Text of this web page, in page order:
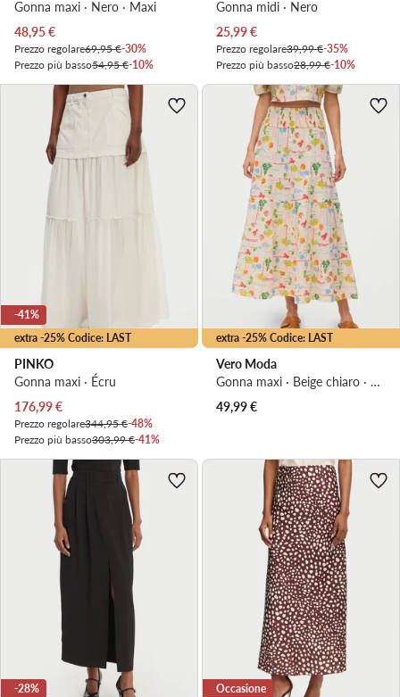
Gonna maxi · Nero · Maxi
Prezzo attuale
48,95€
Prezzo regolare69,95 €-30%
Prezzo più basso54,95 €-10%
Gonna midi · Nero
Prezzo attuale
25,99€
Prezzo regolare39,99 €-35%
Prezzo più basso28,99 €-10%
extra -25% Codice: LAST
-41%
PINKO
Gonna maxi · Écru
Prezzo attuale
176,99€
Prezzo regolare344,95 €-48%
Prezzo più basso303,99 €-41%
extra -25% Codice: LAST
Vero Moda
Gonna maxi · Beige chiaro · Maxi
49,99€
-28% Occasione